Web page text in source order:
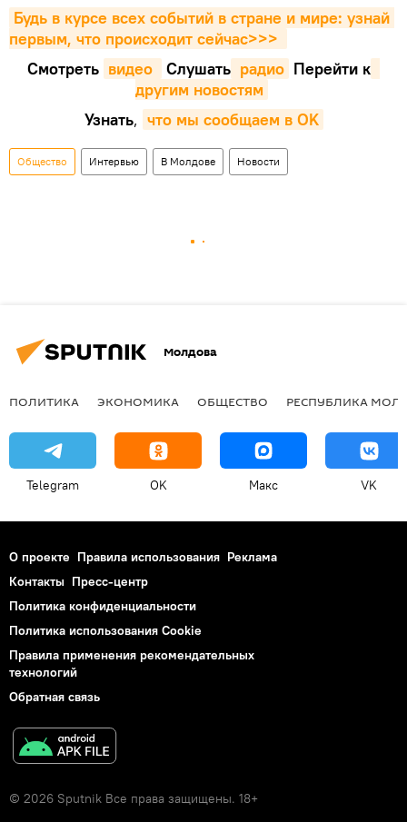
Будь в курсе всех событий в стране и мире: узнай
первым, что происходит сейчаc>>>
Смотреть видео Cлушать радио Перейти к
другим новостям
Узнать, что мы сообщаем в OK
Общество Интервью В Молдове Новости
Молдова
ПОЛИТИКА ЭКОНОМИКА ОБЩЕСТВО РЕСПУБЛИКА
Telegram OK Макс VK
О проекте Правила использования Реклама
Контакты Пресс-центр
Политика конфиденциальности
Политика использования Cookie
Правила применения рекомендательных
технологий
Обратная связь
© 2026 Sputnik Все права защищены. 18+